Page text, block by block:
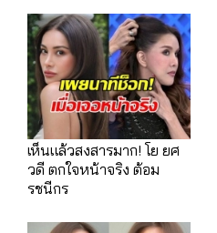
เห็นแล้วสงสารมาก! โย ยศ
วดี ตกใจหน้าจริง ต้อม
รชนีกร